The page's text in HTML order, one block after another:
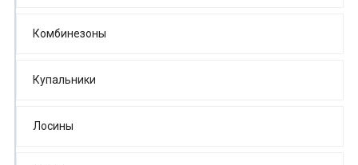
Комбинезоны
Купальники
Лосины